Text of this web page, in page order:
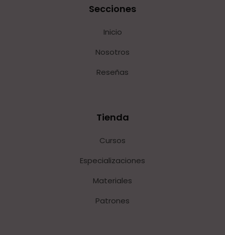
Secciones
Inicio
Nosotros
Reseñas
Tienda
Cursos
Especializaciones
Materiales
Patrones